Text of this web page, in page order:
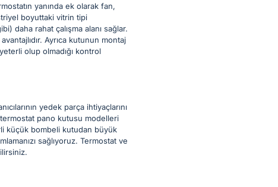
yanında ek olarak fan,
boyuttaki vitrin tipi
daha rahat çalışma alanı sağlar.
Ayrıca kutunun montaj
olup olmadığı kontrol
yedek parça ihtiyaçlarını
pano kutusu modelleri
küçük bombeli kutudan büyük
sağlıyoruz. Termostat ve